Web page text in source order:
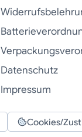
Datenschutz
Impressum
Cookies/